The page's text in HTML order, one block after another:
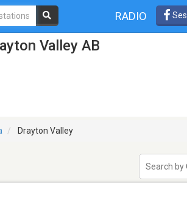
RADIO
Valley AB
Drayton Valley